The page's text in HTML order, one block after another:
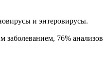
и энтеровирусы.
заболеванием, 76%